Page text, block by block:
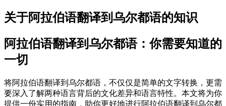
关于阿拉伯语翻译到乌尔都语的知识
阿拉伯语翻译到乌尔都语：你需要知道的
一切
将阿拉伯语翻译到乌尔都语，不仅仅是简单的文字转换，更需
要深入了解两种语言背后的文化差异和语言特性。本文将为你
提供一份实用的指南，助你更好地进行阿拉伯语翻译到乌尔都